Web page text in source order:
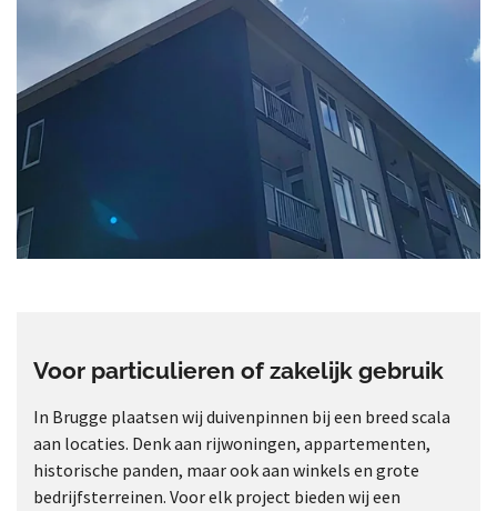
Voor particulieren of zakelijk gebruik
In Brugge plaatsen wij duivenpinnen bij een breed scala
aan locaties. Denk aan rijwoningen, appartementen,
historische panden, maar ook aan winkels en grote
bedrijfsterreinen. Voor elk project bieden wij een